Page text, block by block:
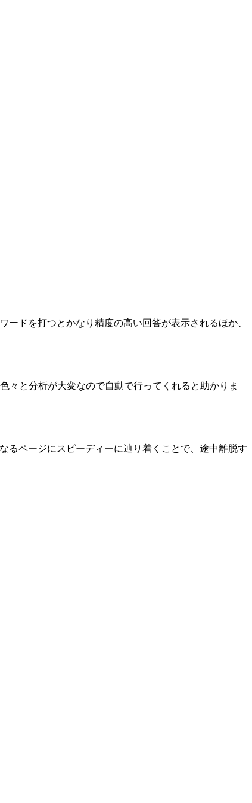
ドを打つとかなり精度の高い回答が表示されるほか、
々と分析が大変なので自動で行ってくれると助かりま
るページにスピーディーに辿り着くことで、途中離脱す